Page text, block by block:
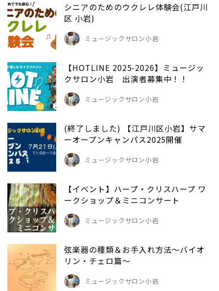
シニアのためのウクレレ体験会(江戸川
区 小岩)
ミュージックサロン小岩
【HOTLINE 2025-2026】ミュージッ
クサロン小岩 出演者募集中！！
ミュージックサロン小岩
(終了しました) 【江戸川区小岩】サマ
ーオープンキャンパス2025開催
ミュージックサロン小岩
【イベント】ハープ・クリスハープ ワ
ークショップ＆ミニコンサート
ミュージックサロン小岩
弦楽器の種類＆お手入れ方法～バイオ
リン・チェロ篇～
ミュージックサロン小岩